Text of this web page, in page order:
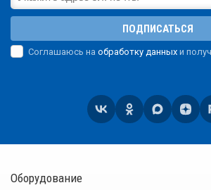
ПОДПИСАТЬСЯ
Соглашаюсь на обработку данных и
Оборудование